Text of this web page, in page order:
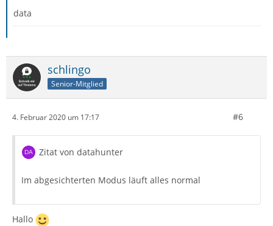
data
schlingo
Senior-Mitglied
4. Februar 2020 um 17:17 #6
Zitat von datahunter
Im abgesichterten Modus läuft alles normal
Hallo